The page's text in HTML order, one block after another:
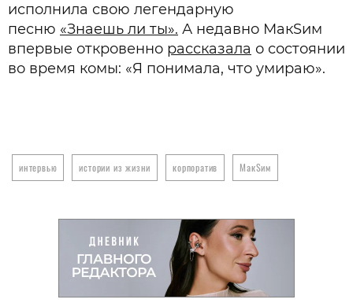
исполнила свою легендарную
песню «Знаешь ли ты». А недавно МакSим
впервые откровенно рассказала о состоянии
во время комы: «Я понимала, что умираю».
интервью истории из жизни корпоратив МакSим